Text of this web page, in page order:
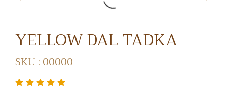
YELLOW DAL TADKA
SKU : 00000